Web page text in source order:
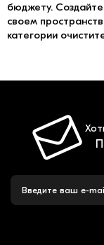
бюджету.
своем
категории